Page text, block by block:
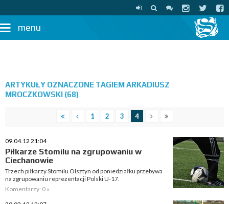
menu
ARTYKUŁY OZNACZONE TAGIEM ARKADIUSZ
MROCZKOWSKI (68)
1 2 3 4
09.04.12 21:04
Piłkarze Stomilu na zgrupowaniu w
Ciechanowie
Trzech piłkarzy Stomilu Olsztyn od poniedziałku przebywa
na zgrupowaniu reprezentacji Polski U-17.
Komentarzy: 0 »